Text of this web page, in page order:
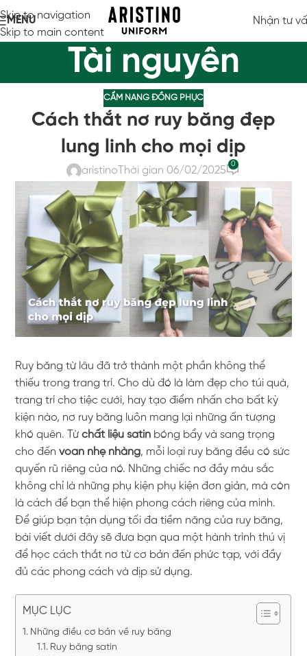
Skip to navigation
Skip to main content
MENU Nhận tư
Tài nguyên
CẨM NANG ĐỒNG PHỤC
Cách thắt nơ ruy băng đẹp
lung linh cho mọi dịp
aristino Thời gian 06/02/2025
0
Ruy băng từ lâu đã trở thành một phần không thể
thiếu trong trang trí. Cho dù đó là làm đẹp cho túi quà,
trang trí cho tiệc cưới, hay tạo điểm nhấn cho bất kỳ
kiện nào, nơ ruy băng luôn mang lại những ấn tượng
khó quên. Từchất liệu satin bóng bẩy và sang trọng
cho đếnvoan nhẹ nhàng, mỗi loại ruy băng đều có sức
quyến rũ riêng của nó. Những chiếc nơ đầy màu sắc
không chỉ là những phụ kiện phụ kiện đơn giản, mà còn
là cách để bạn thể hiện phong cách riêng của mình.
Để giúp bạn tận dụng tối đa tiềm năng của ruy băng,
bài viết dưới đây sẽ đưa bạn qua một hành trình thú vị
để học cách thắt nơ từ cơ bản đến phức tạp, với đầy
đủ các phong cách và dịp sử dụng.
MỤC LỤC
Những điều cơ bản về ruy băng
Ruy băng satin